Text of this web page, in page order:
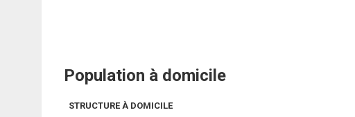
Population à domicile
STRUCTURE À DOMICILE